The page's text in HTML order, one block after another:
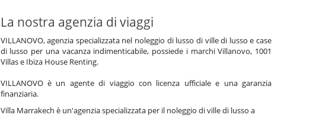
La nostra agenzia di viaggi
VILLANOVO, agenzia specializzata nel noleggio di lusso di ville di lusso e case
di lusso per una vacanza indimenticabile, possiede i marchi Villanovo, 1001
Villas e Ibiza House Renting.
VILLANOVO è un agente di viaggio con licenza ufficiale e una garanzia
finanziaria.
Villa Marrakech è un'agenzia specializzata per il noleggio di ville di lusso a